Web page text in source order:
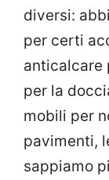
diversi:
per certi
anticalcare
per la
mobili per
pavimenti,
sappiamo